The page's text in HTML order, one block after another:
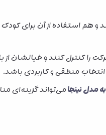
و هم استفاده از آن برای
کنترل کنند و خیالشان از
منطقی و کاربردی باشد.
مدل نینجامی‌تواند گزینه‌ای